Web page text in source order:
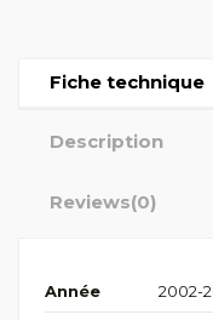
Fiche technique
Description
Reviews(0)
Année 2002-